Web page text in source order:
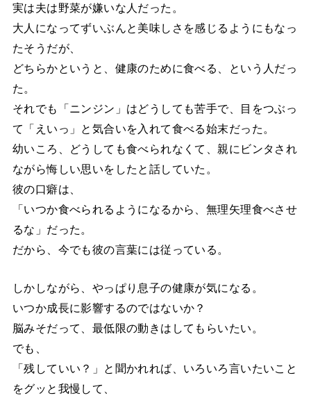
実は夫は野菜が嫌いな人だった。
大人になってずいぶんと美味しさを感じるようにもなっ
たそうだが、
どちらかというと、健康のために食べる、という人だっ
た。
それでも「ニンジン」はどうしても苦手で、目をつぶっ
て「えいっ」と気合いを入れて食べる始末だった。
幼いころ、どうしても食べられなくて、親にビンタされ
ながら悔しい思いをしたと話していた。
彼の口癖は、
「いつか食べられるようになるから、無理矢理食べさせ
るな」だった。
だから、今でも彼の言葉には従っている。
しかしながら、やっぱり息子の健康が気になる。
いつか成長に影響するのではないか？
脳みそだって、最低限の動きはしてもらいたい。
でも、
「残していい？」と聞かれれば、いろいろ言いたいこと
をグッと我慢して、